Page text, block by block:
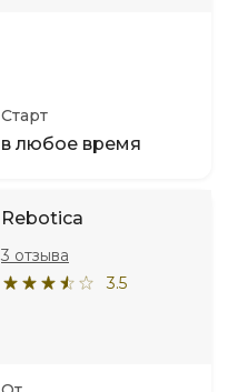
Старт
в любое время
Rebotica
3.5
3 отзыва